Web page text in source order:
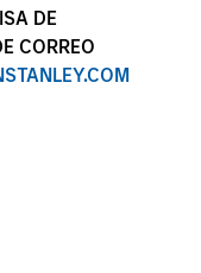
DE
CORREO